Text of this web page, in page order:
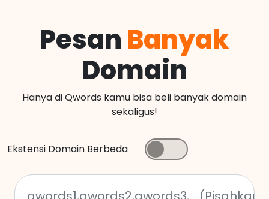
Pesan Banyak
Domain
Hanya di Qwords kamu bisa beli banyak domain
sekaligus!
Ekstensi Domain Berbeda